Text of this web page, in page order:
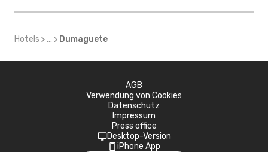
Hotels ... Dumaguete
AGB
Verwendung von Cookies
Datenschutz
Impressum
Press office
Desktop-Version
iPhone App